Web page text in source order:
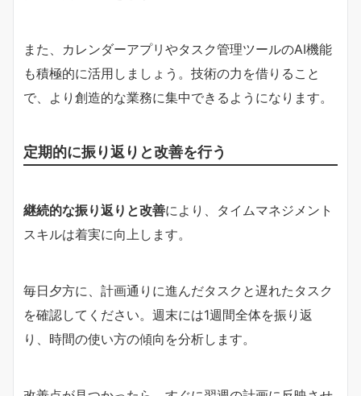
また、カレンダーアプリやタスク管理ツールのAI機能
も積極的に活用しましょう。技術の力を借りること
で、より創造的な業務に集中できるようになります。
定期的に振り返りと改善を行う
継続的な振り返りと改善により、タイムマネジメント
スキルは着実に向上します。
毎日夕方に、計画通りに進んだタスクと遅れたタスク
を確認してください。週末には1週間全体を振り返
り、時間の使い方の傾向を分析します。